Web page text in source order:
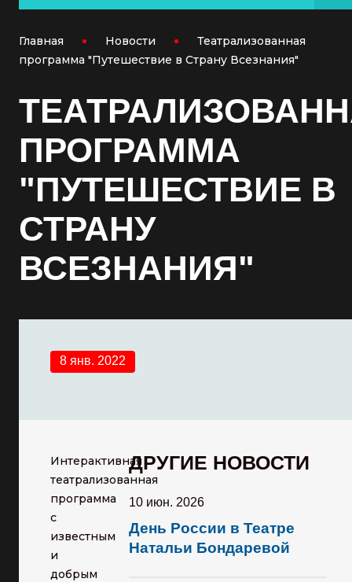
Главная Новости
Театрализованная
программа "Путешествие в Страну Всезнания"
ПРОГРАММА
"ПУТЕШЕСТВИЕ В
СТРАНУ
ВСЕЗНАНИЯ"
8 янв. 2022
Интерактивная
театрализованная
программа
с
известным
и
добрым
ДРУГИЕ НОВОСТИ
10 июн. 2026
День России в Театре
Натальи Бондаревой